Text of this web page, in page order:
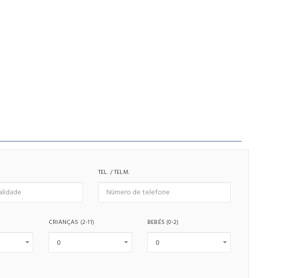
TEL. / TELM.
CRIANÇAS (2-11) BEBÉS (0-2)